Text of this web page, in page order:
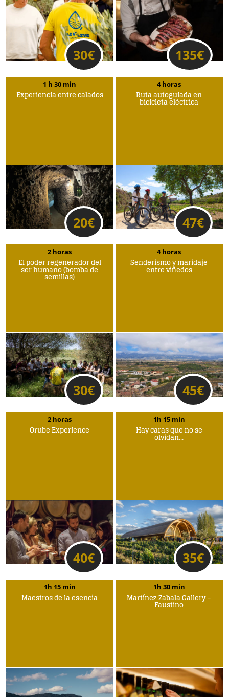
135€
1 h 30 min
Experiencia entre calados
20€
4 horas
Ruta autoguiada en
bicicleta eléctrica
47€
2 horas
El poder regenerador del
ser humano (bomba de
semillas)
30€
30€
2 horas
Orube Experience
40€
1h 15 min
Hay caras que no se
olvidan…
35€
1h 15 min
Maestros de la esencia
1h 30 min
Martínez Zabala Gallery –
Faustino
4 horas
Senderismo y maridaje
entre viñedos
45€